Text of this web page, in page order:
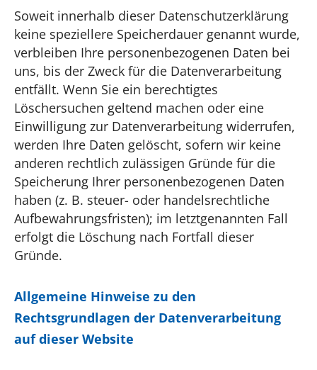
Soweit innerhalb dieser Datenschutzerklärung
keine speziellere Speicherdauer genannt wurde,
verbleiben Ihre personenbezogenen Daten bei
uns, bis der Zweck für die Datenverarbeitung
entfällt. Wenn Sie ein berechtigtes
Löschersuchen geltend machen oder eine
Einwilligung zur Datenverarbeitung widerrufen,
werden Ihre Daten gelöscht, sofern wir keine
anderen rechtlich zulässigen Gründe für die
Speicherung Ihrer personenbezogenen Daten
haben (z. B. steuer- oder handelsrechtliche
Aufbewahrungsfristen); im letztgenannten Fall
erfolgt die Löschung nach Fortfall dieser
Gründe.
Allgemeine Hinweise zu den
Rechtsgrundlagen der Datenverarbeitung
auf dieser Website